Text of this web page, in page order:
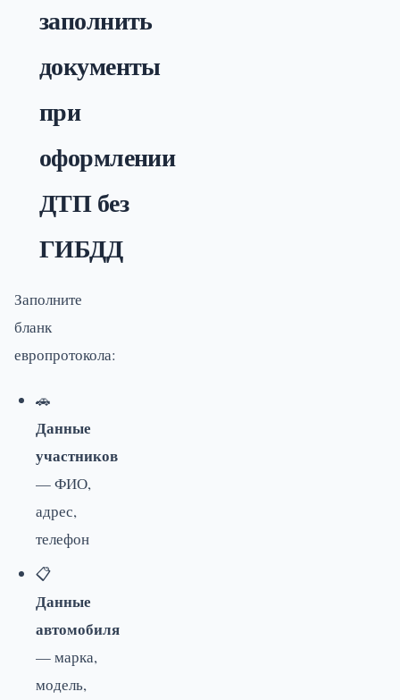
заполнить
документы
при
оформлении
ДТП без
ГИБДД
Заполните
бланк
европротокола:
🚗
Данные
участников
— ФИО,
адрес,
телефон
📋
Данные
автомобиля
— марка,
модель,